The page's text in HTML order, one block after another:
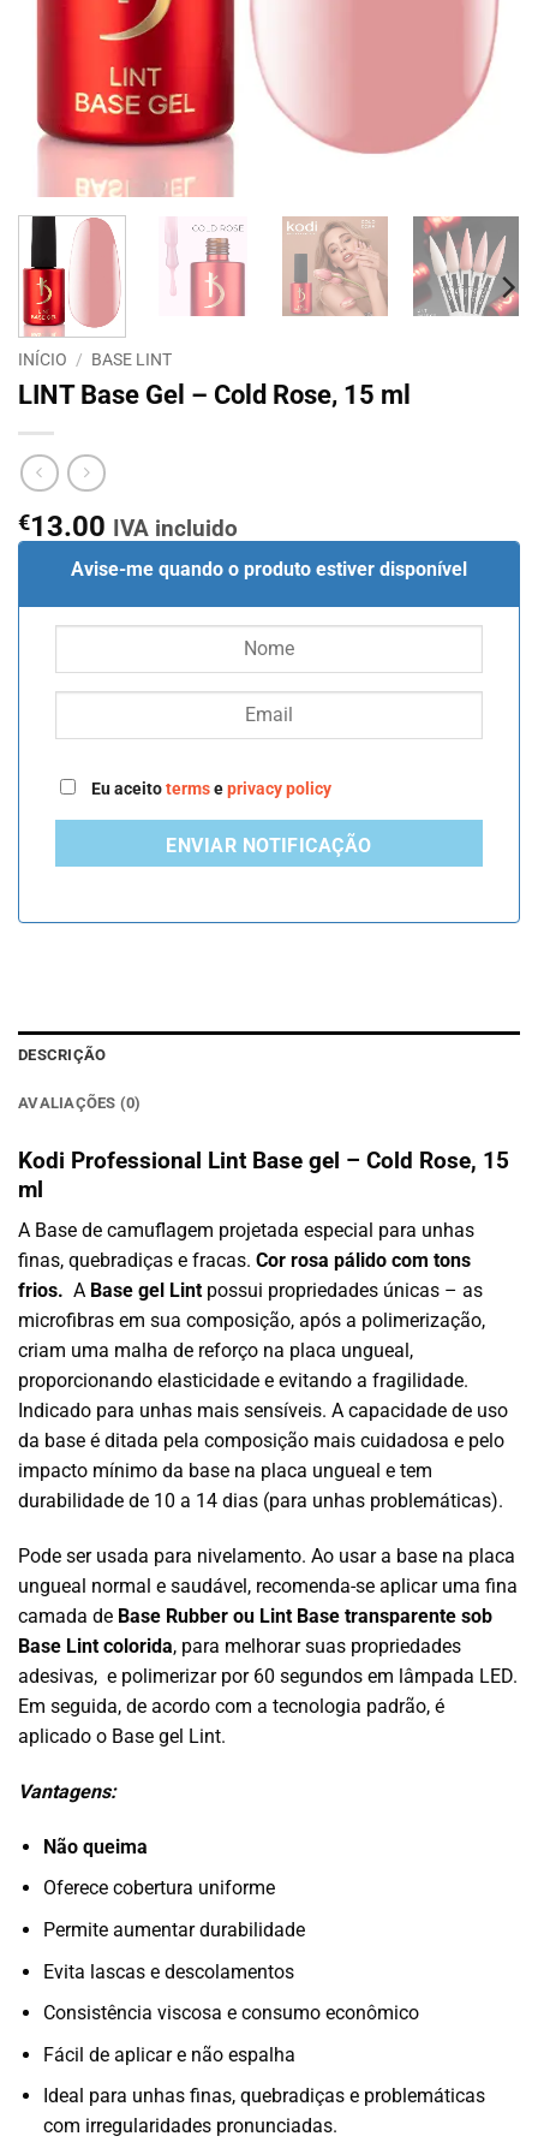
INÍCIO / BASE LINT
LINT Base Gel – Cold Rose, 15 ml
€13.00 IVA incluido
Avise-me quando o produto estiver disponível
Eu aceitotermseprivacy policy
ENVIAR NOTIFICAÇÃO
DESCRIÇÃO
AVALIAÇÕES (0)
Kodi Professional Lint Base gel – Cold Rose, 15
ml
A Base de camuflagem projetada especial para unhas
finas, quebradiças e fracas. Cor rosa pálido com tons
frios. A Base gel Lint possui propriedades únicas – as
microfibras em sua composição, após a polimerização,
criam uma malha de reforço na placa ungueal,
proporcionando elasticidade e evitando a fragilidade.
Indicado para unhas mais sensíveis. A capacidade de uso
da base é ditada pela composição mais cuidadosa e pelo
impacto mínimo da base na placa ungueal e tem
durabilidade de 10 a 14 dias (para unhas problemáticas).
Pode ser usada para nivelamento. Ao usar a base na placa
ungueal normal e saudável, recomenda-se aplicar uma fina
camada de Base Rubber ou Lint Base transparente sob
Base Lint colorida, para melhorar suas propriedades
adesivas, e polimerizar por 60 segundos em lâmpada LED.
Em seguida, de acordo com a tecnologia padrão, é
aplicado o Base gel Lint.
Vantagens:
Não queima
Oferece cobertura uniforme
Permite aumentar durabilidade
Evita lascas e descolamentos
Consistência viscosa e consumo econômico
Fácil de aplicar e não espalha
Ideal para unhas finas, quebradiças e problemáticas
com irregularidades pronunciadas.